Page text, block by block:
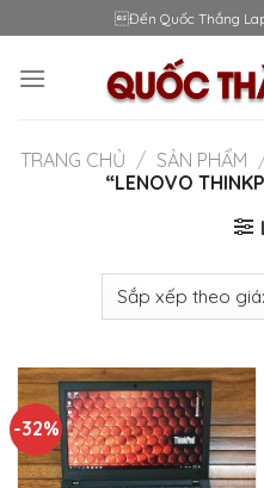
to
content
Đến Quốc Thắng
TRANG CHỦ / SẢN PHẨM
“LENOVO
-32%